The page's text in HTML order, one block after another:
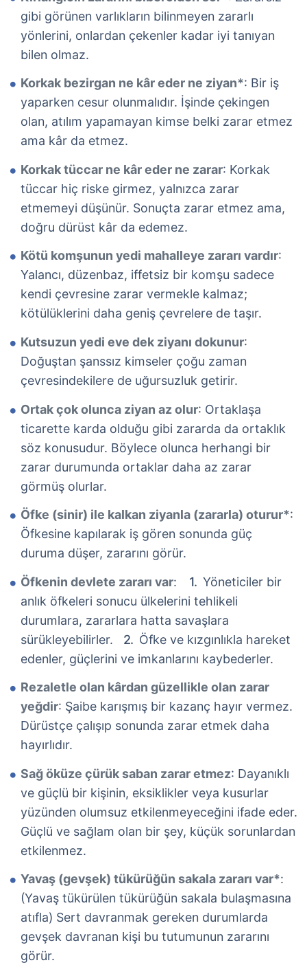
gibi görünen varlıkların bilinmeyen zararlı
yönlerini, onlardan çekenler kadar iyi tanıyan
bilen olmaz.
Korkak bezirgan ne kâr eder ne ziyan*: Bir iş
yaparken cesur olunmalıdır. İşinde çekingen
olan, atılım yapamayan kimse belki zarar etmez
ama kâr da etmez.
Korkak tüccar ne kâr eder ne zarar: Korkak
tüccar hiç riske girmez, yalnızca zarar
etmemeyi düşünür. Sonuçta zarar etmez ama,
doğru dürüst kâr da edemez.
Kötü komşunun yedi mahalleye zararı vardır:
Yalancı, düzenbaz, iffetsiz bir komşu sadece
kendi çevresine zarar vermekle kalmaz;
kötülüklerini daha geniş çevrelere de taşır.
Kutsuzun yedi eve dek ziyanı dokunur:
Doğuştan şanssız kimseler çoğu zaman
çevresindekilere de uğursuzluk getirir.
Ortak çok olunca ziyan az olur: Ortaklaşa
ticarette karda olduğu gibi zararda da ortaklık
söz konusudur. Böylece olunca herhangi bir
zarar durumunda ortaklar daha az zarar
görmüş olurlar.
Öfke (sinir) ile kalkan ziyanla (zararla) oturur*:
Öfkesine kapılarak iş gören sonunda güç
duruma düşer, zararını görür.
Öfkenin devlete zararı var:
Yöneticiler bir
anlık öfkeleri sonucu ülkelerini tehlikeli
durumlara, zararlara hatta savaşlara
sürükleyebilirler.
Öfke ve kızgınlıkla hareket
edenler, güçlerini ve imkanlarını kaybederler.
Rezaletle olan kârdan güzellikle olan zarar
yeğdir: Şaibe karışmış bir kazanç hayır vermez.
Dürüstçe çalışıp sonunda zarar etmek daha
hayırlıdır.
Sağ öküze çürük saban zarar etmez: Dayanıklı
ve güçlü bir kişinin, eksiklikler veya kusurlar
yüzünden olumsuz etkilenmeyeceğini ifade eder.
Güçlü ve sağlam olan bir şey, küçük sorunlardan
etkilenmez.
Yavaş (gevşek) tükürüğün sakala zararı var*:
(Yavaş tükürülen tükürüğün sakala bulaşmasına
atıfla) Sert davranmak gereken durumlarda
gevşek davranan kişi bu tutumunun zararını
görür.